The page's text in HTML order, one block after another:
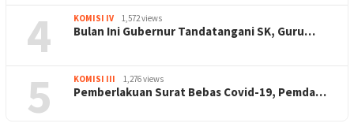
4 KOMISI IV 1,572 views
Bulan Ini Gubernur Tandatangani SK, Guru…
5 KOMISI III 1,276 views
Pemberlakuan Surat Bebas Covid-19, Pemda…